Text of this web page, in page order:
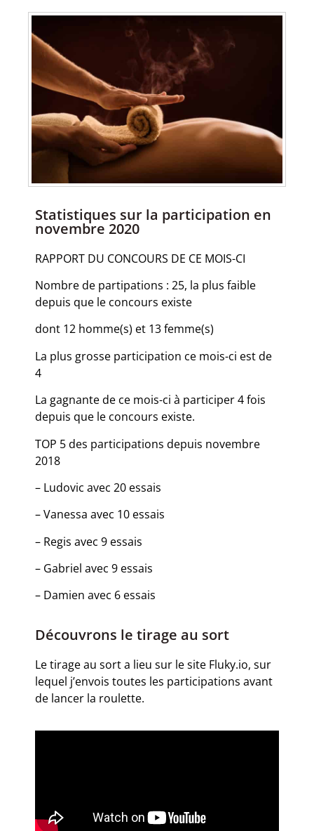
Statistiques sur la participation en
novembre 2020
RAPPORT DU CONCOURS DE CE MOIS-CI
Nombre de partipations : 25, la plus faible
depuis que le concours existe
dont 12 homme(s) et 13 femme(s)
La plus grosse participation ce mois-ci est de
4
La gagnante de ce mois-ci à participer 4 fois
depuis que le concours existe.
TOP 5 des participations depuis novembre
2018
– Ludovic avec 20 essais
– Vanessa avec 10 essais
– Regis avec 9 essais
– Gabriel avec 9 essais
– Damien avec 6 essais
Découvrons le tirage au sort
Le tirage au sort a lieu sur le site Fluky.io, sur
lequel j’envois toutes les participations avant
de lancer la roulette.